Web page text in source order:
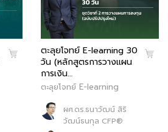
ตะลุยโจทย์ E-learning 30
วัน (หลักสูตรการวางแผน
การเงิน…
ตะลุยโจทย์ E-learning
ผศ.ดร.ธนาวัฒน์ สิริ
วัฒน์ธนกุล CFP®